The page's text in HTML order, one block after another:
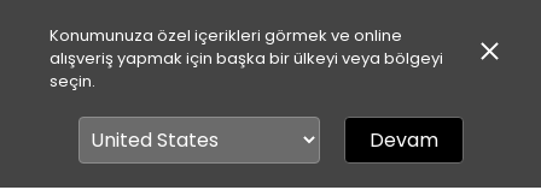
Konumunuza özel içerikleri görmek ve online
alışveriş yapmak için başka bir ülkeyi veya bölgeyi
seçin.
Devam